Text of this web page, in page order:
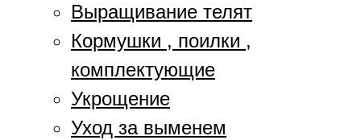
Выращивание телят
Кормушки , поилки ,
комплектующие
Укрощение
Уход за выменем